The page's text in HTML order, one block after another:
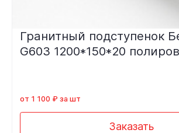
Гранитный подступенок Белла Вайт
G603 1200*150*20
от 1 100 ₽ за шт
Заказать